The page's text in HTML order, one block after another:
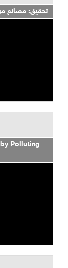
تحقيق: مصانع
Polluting